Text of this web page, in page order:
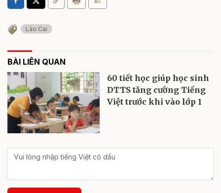
Lào Cai
BÀI LIÊN QUAN
60 tiết học giúp học sinh
DTTS tăng cường Tiếng
Việt trước khi vào lớp 1